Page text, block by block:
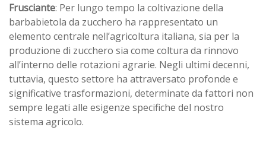
Frusciante: Per lungo tempo la coltivazione della
barbabietola da zucchero ha rappresentato un
elemento centrale nell’agricoltura italiana, sia per la
produzione di zucchero sia come coltura da rinnovo
all’interno delle rotazioni agrarie. Negli ultimi decenni,
tuttavia, questo settore ha attraversato profonde e
significative trasformazioni, determinate da fattori non
sempre legati alle esigenze specifiche del nostro
sistema agricolo.